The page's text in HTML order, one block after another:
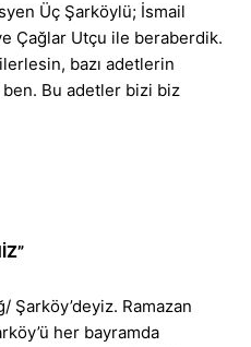
Üç Şarköylü; İsmail
Çağlar Utçu ile beraberdik.
bazı adetlerin
Bu adetler bizi biz
Şarköy’deyiz. Ramazan
her bayramda